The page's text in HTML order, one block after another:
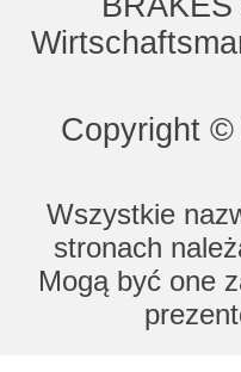
Copyright ©
Wszystkie
stronach
Mogą być one